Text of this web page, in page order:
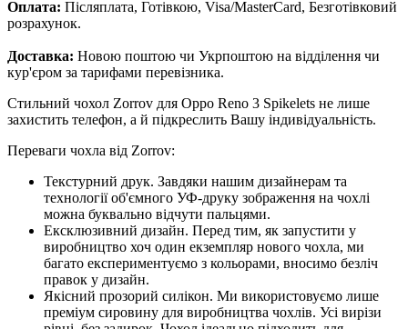
Оплата: Післяплата, Готівкою, Visa/MasterCard, Безготівковий
розрахунок.
Доставка: Новою поштою чи Укрпоштою на відділення чи
кур'єром за тарифами перевізника.
Стильний чохол Zorrov для Oppo Reno 3 Spikelets не лише
захистить телефон, а й підкреслить Вашу індивідуальність.
Переваги чохла від Zorrov:
Текстурний друк. Завдяки нашим дизайнерам та
технології об'ємного УФ-друку зображення на чохлі
можна буквально відчути пальцями.
Ексклюзивний дизайн. Перед тим, як запустити у
виробництво хоч один екземпляр нового чохла, ми
багато експериментуємо з кольорами, вносимо безліч
правок у дизайн.
Якісний прозорий силікон. Ми використовуємо лише
преміум сировину для виробництва чохлів. Усі вирізи